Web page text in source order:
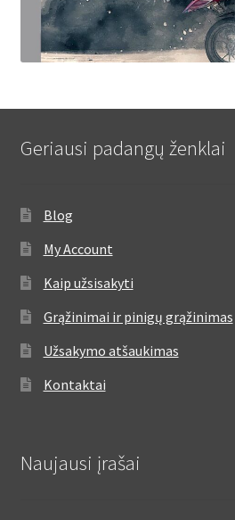
Geriausi padangų ženklai
Blog
My Account
Kaip užsisakyti
Grąžinimai ir pinigų grąžinimas
Užsakymo atšaukimas
Kontaktai
Naujausi įrašai